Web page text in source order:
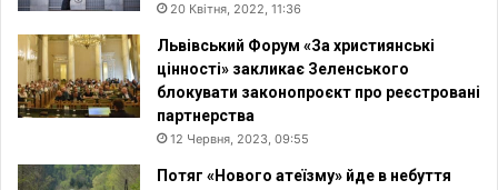
20 Квітня, 2022, 11:36
Львівський Форум «За християнські
цінності» закликає Зеленського
блокувати законопроєкт про реєстровані
партнерства
12 Червня, 2023, 09:55
Потяг «Нового атеїзму» йде в небуття